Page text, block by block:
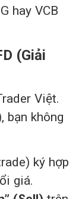
hay VCB
(Giải
Việt.
bạn không
ký hợp
giá.